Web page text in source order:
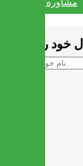
خود را بپرسید